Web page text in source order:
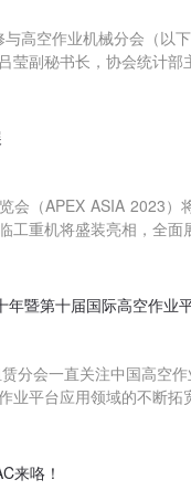
高空作业机械分会（以
莹副秘书长，协会统计部
会（APEX ASIA 2023）
工重机将盛装亮相，全面
暨第十届国际高空作业
分会一直关注中国高空
业平台应用领域的不断
来咯！